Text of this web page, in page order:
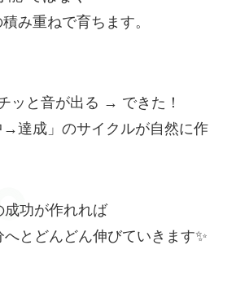
み重ねで育ちます。
ッと音が出る → できた！
→達成」のサイクルが自然に作
成功が作れれば
とどんどん伸びていきます✨